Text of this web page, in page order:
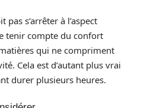
s’arrêter à l’aspect
tenir compte du confort
qui ne compriment
Cela est d’autant plus vrai
durer plusieurs heures.